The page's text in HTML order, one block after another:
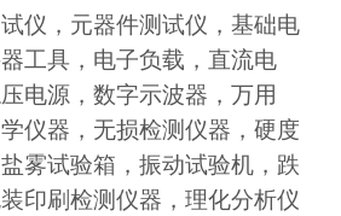
仪，元器件测试仪，基础电
工具，电子负载，直流电
电源，数字示波器，万用
仪器，无损检测仪器，硬度
雾试验箱，振动试验机，跌
印刷检测仪器，理化分析仪